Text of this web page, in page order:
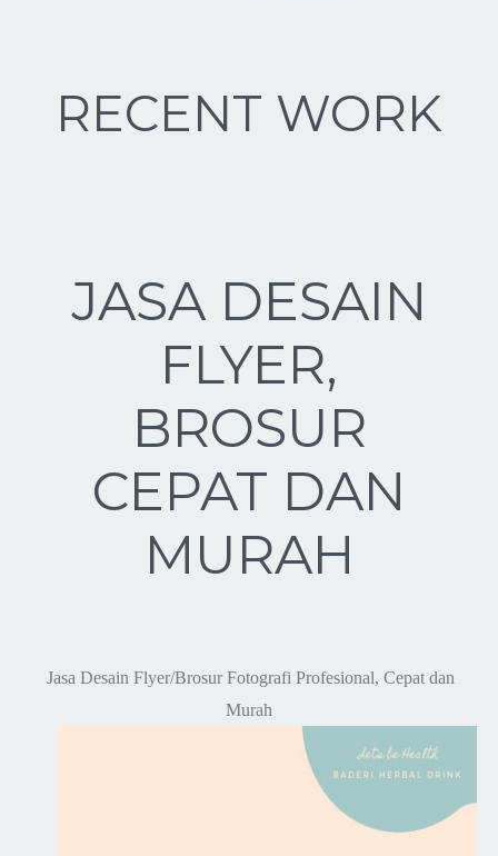
RECENT WORK
JASA DESAIN
FLYER,
BROSUR
CEPAT DAN
MURAH
Jasa Desain Flyer/Brosur Fotografi Profesional, Cepat dan
Murah